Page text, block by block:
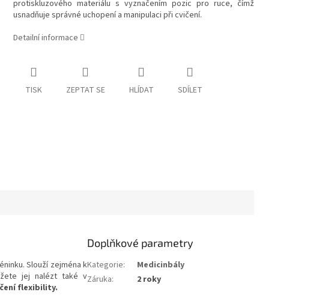
protiskluzového materiálu s vyznačením pozic pro ruce, čímž
usnadňuje správné uchopení a manipulaci při cvičení.
Detailní informace
TISK ZEPTAT SE HLÍDAT SDÍLET
Slouží zejména k
jej nalézt také v
flexibility.
Doplňkové parametry
Kategorie:
Medicinbály
Záruka: 2 roky